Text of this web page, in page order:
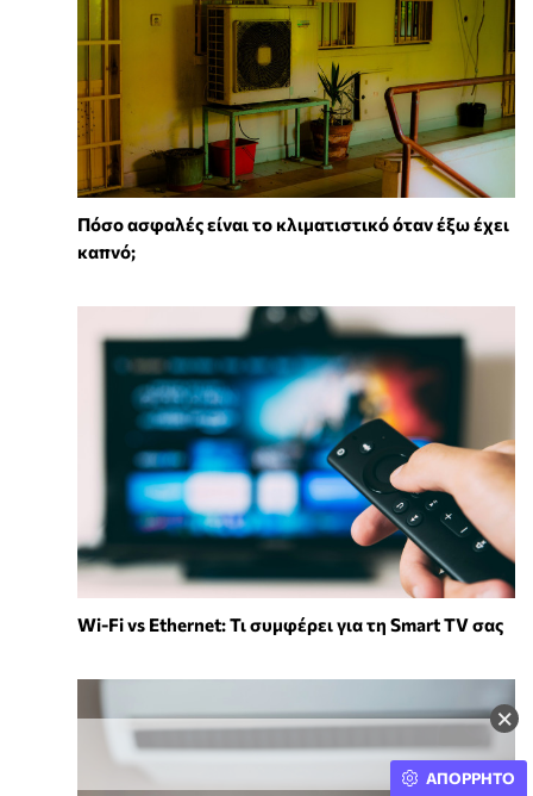
×
Πόσο ασφαλές είναι το κλιματιστικό όταν έξω έχει
καπνό;
Wi-Fi vs Ethernet: Τι συμφέρει για τη Smart TV σας
ΑΠΟΡΡΗΤΟ